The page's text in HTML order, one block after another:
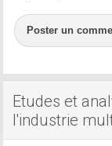
Poster un
Etudes et
l'industrie